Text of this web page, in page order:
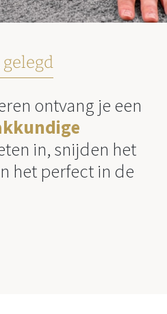
ontvang je een
in, snijden het
het perfect in de